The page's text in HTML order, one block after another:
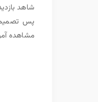
شاهد
پس تصمیم
مشاهده